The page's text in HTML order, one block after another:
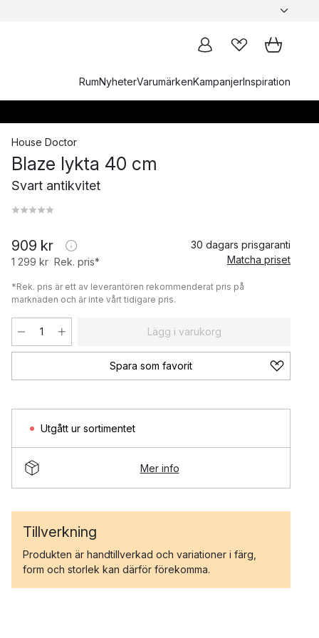
RumNyheterVarumärkenKampanjerInspiration
House Doctor
Blaze lykta 40 cm
Svart antikvitet
909 kr
1 299 kr Rek. pris*
30 dagars prisgaranti
Matcha priset
*Rek. pris är ett av leverantören rekommenderat pris på
marknaden och är inte vårt tidigare pris.
Lägg i varukorg
Spara som favorit
Utgått ur sortimentet
Mer info
Tillverkning
Produkten är handtillverkad och variationer i färg,
form och storlek kan därför förekomma.